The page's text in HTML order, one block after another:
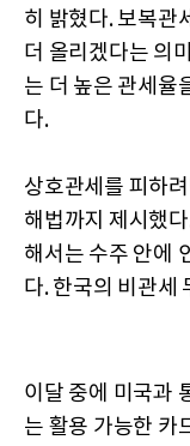
히 밝혔다. 보복관
더 올리겠다는 의
는 더 높은 관세율
다.
상호관세를 피하
해법까지 제시했
해서는 수주 안에
다. 한국의 비관세
이달 중에 미국과
는 활용 가능한 카